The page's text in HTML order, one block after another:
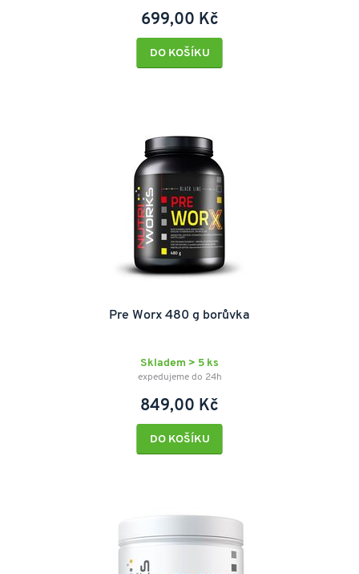
699,00 Kč
DO KOŠÍKU
Pre Worx 480 g borůvka
Skladem > 5 ks
expedujeme do 24h
849,00 Kč
DO KOŠÍKU